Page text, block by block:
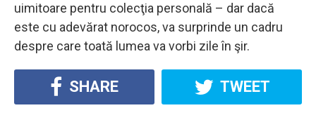
uimitoare pentru colecţia personală – dar dacă
este cu adevărat norocos, va surprinde un cadru
despre care toată lumea va vorbi zile în şir.
SHARE TWEET